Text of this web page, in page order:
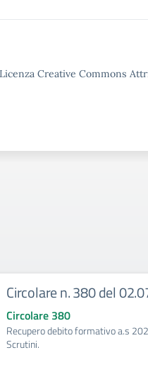
Creative Commons
Circolare n. 380 del
Circolare 380
Recupero debito formativo a.s
Scrutini.